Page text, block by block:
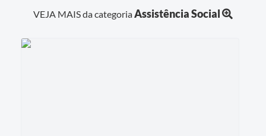
VEJA MAIS da categoriaAssistência Social